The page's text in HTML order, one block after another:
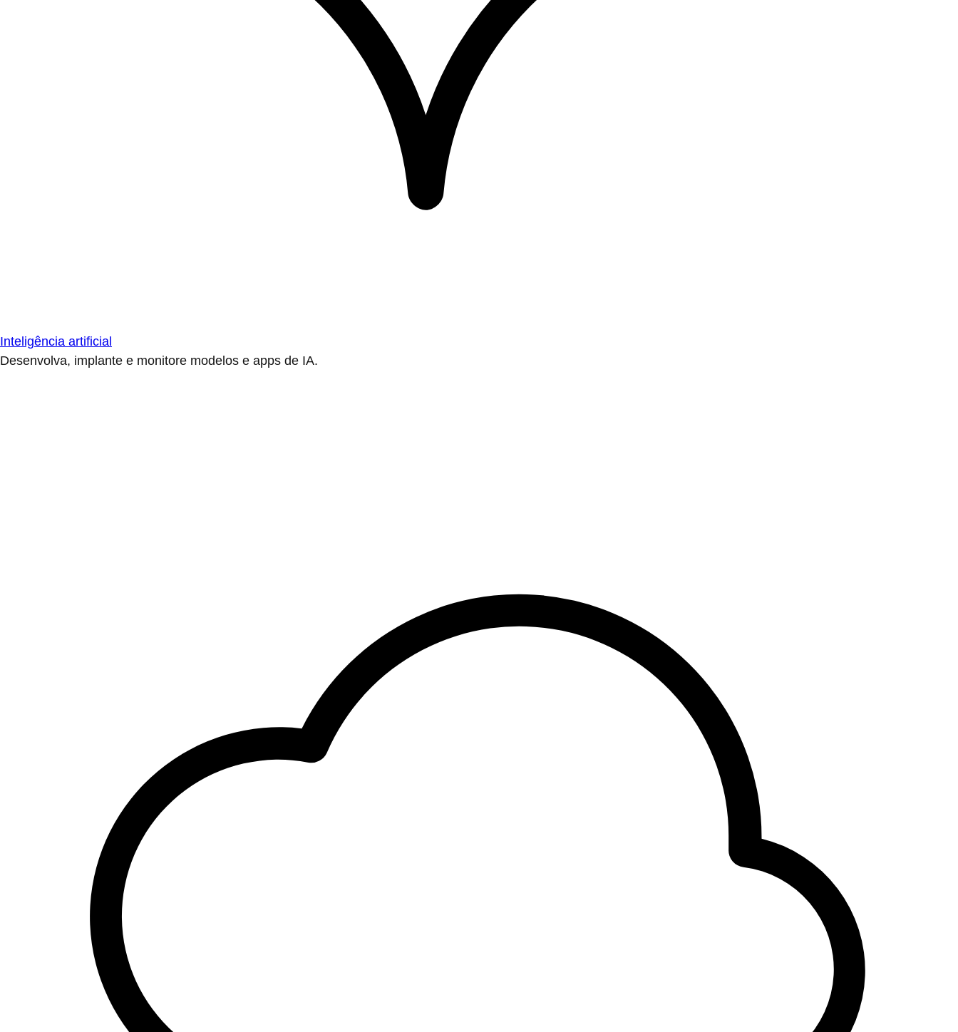
Inteligência artificial
Desenvolva, implante e monitore modelos e apps de IA.